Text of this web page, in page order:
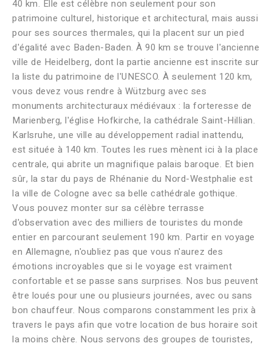
40 km. Elle est célèbre non seulement pour son
patrimoine culturel, historique et architectural, mais aussi
pour ses sources thermales, qui la placent sur un pied
d'égalité avec Baden-Baden. À 90 km se trouve l'ancienne
ville de Heidelberg, dont la partie ancienne est inscrite sur
la liste du patrimoine de l'UNESCO. À seulement 120 km,
vous devez vous rendre à Wützburg avec ses
monuments architecturaux médiévaux : la forteresse de
Marienberg, l'église Hofkirche, la cathédrale Saint-Hillian.
Karlsruhe, une ville au développement radial inattendu,
est située à 140 km. Toutes les rues mènent ici à la place
centrale, qui abrite un magnifique palais baroque. Et bien
sûr, la star du pays de Rhénanie du Nord-Westphalie est
la ville de Cologne avec sa belle cathédrale gothique.
Vous pouvez monter sur sa célèbre terrasse
d'observation avec des milliers de touristes du monde
entier en parcourant seulement 190 km. Partir en voyage
en Allemagne, n'oubliez pas que vous n'aurez des
émotions incroyables que si le voyage est vraiment
confortable et se passe sans surprises. Nos bus peuvent
être loués pour une ou plusieurs journées, avec ou sans
bon chauffeur. Nous comparons constamment les prix à
travers le pays afin que votre location de bus horaire soit
la moins chère. Nous servons des groupes de touristes,